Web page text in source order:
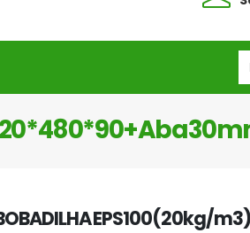
EPS100(20kg/